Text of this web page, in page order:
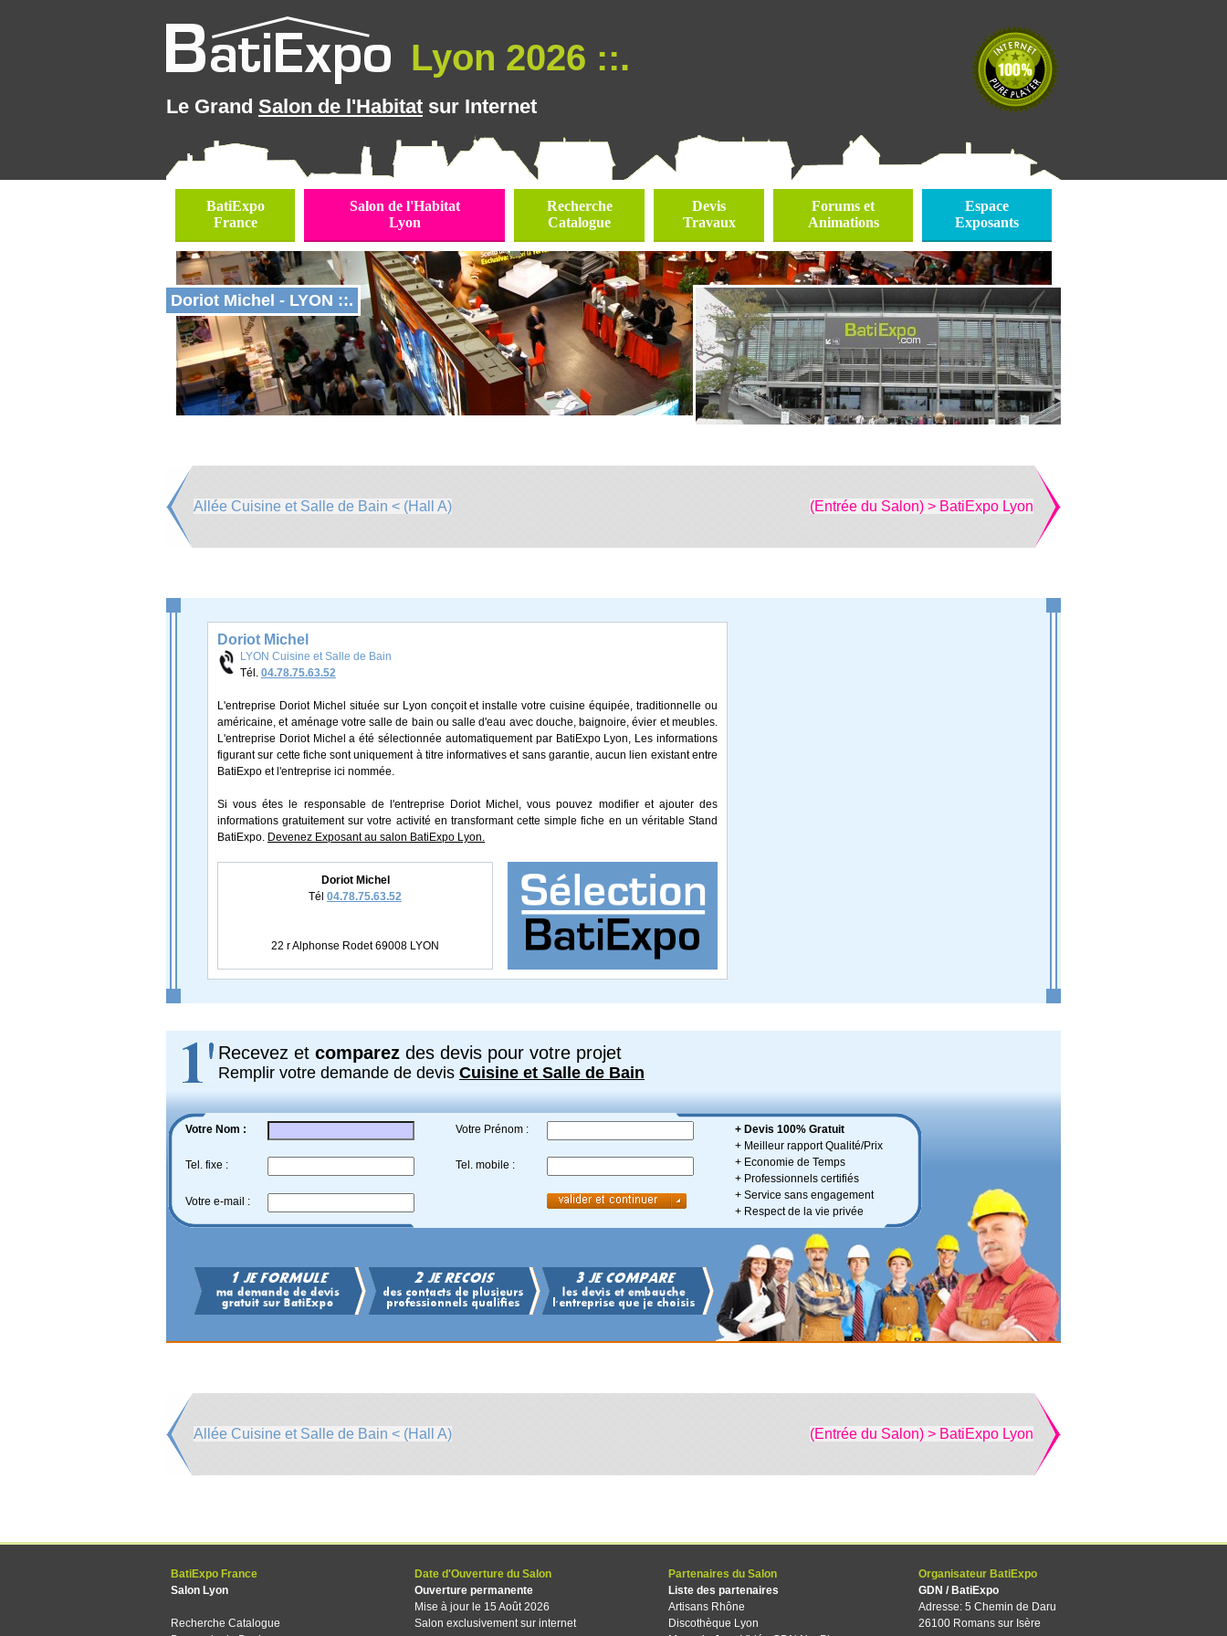
Lyon 2026 ::.
Le Grand Salon de l'Habitat sur Internet
BatiExpo
France
Salon de l'Habitat
Lyon
Recherche
Catalogue
Devis
Travaux
Forums et
Animations
Espace
Exposants
Doriot Michel - LYON ::.
Allée Cuisine et Salle de Bain < (Hall A) (Entrée du Salon) > BatiExpo Lyon
Doriot Michel
LYON Cuisine et Salle de Bain
Tél. 04.78.75.63.52
L'entreprise Doriot Michel située sur Lyon conçoit et installe votre cuisine équipée, traditionnelle ou
américaine, et aménage votre salle de bain ou salle d'eau avec douche, baignoire, évier et meubles.
L'entreprise Doriot Michel a été sélectionnée automatiquement par BatiExpo Lyon, Les informations
figurant sur cette fiche sont uniquement à titre informatives et sans garantie, aucun lien existant entre
BatiExpo et l'entreprise ici nommée.
Si vous étes le responsable de l'entreprise Doriot Michel, vous pouvez modifier et ajouter des
informations gratuitement sur votre activité en transformant cette simple fiche en un véritable Stand
BatiExpo. Devenez Exposant au salon BatiExpo Lyon.
Doriot Michel
Tél 04.78.75.63.52
22 r Alphonse Rodet 69008 LYON
Recevez et comparez des devis pour votre projet
Remplir votre demande de devis Cuisine et Salle de Bain
Votre Nom : Votre Prénom :
+ Devis 100% Gratuit
+ Meilleur rapport Qualité/Prix
+ Economie de Temps
+ Professionnels certifiés
+ Service sans engagement
+ Respect de la vie privée
Tel. fixe : Tel. mobile :
Votre e-mail :
Allée Cuisine et Salle de Bain < (Hall A) (Entrée du Salon) > BatiExpo Lyon
BatiExpo France
Salon Lyon
Recherche Catalogue
Date d'Ouverture du Salon
Ouverture permanente
Mise à jour le 15 Août 2026
Salon exclusivement sur internet
Partenaires du Salon
Liste des partenaires
Artisans Rhône
Discothèque Lyon
Organisateur BatiExpo
GDN / BatiExpo
Adresse: 5 Chemin de Daru
26100 Romans sur Isère